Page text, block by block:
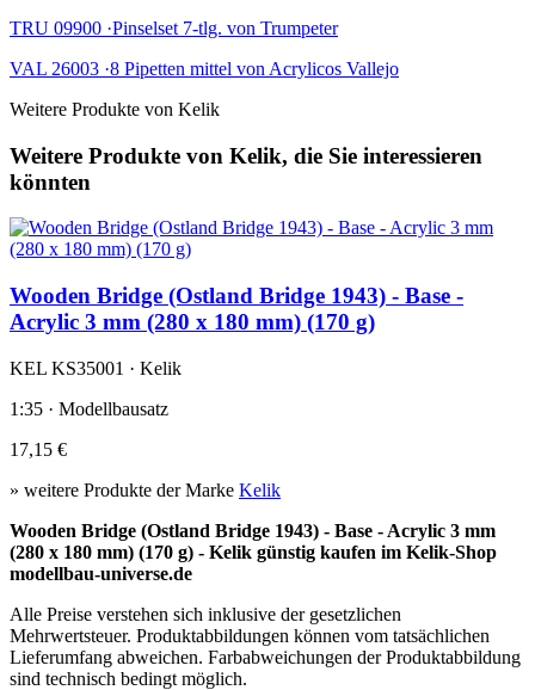
TRU 09900 ·Pinselset 7-tlg. von Trumpeter
VAL 26003 ·8 Pipetten mittel von Acrylicos Vallejo
Weitere Produkte von Kelik
Weitere Produkte von Kelik, die Sie interessieren
könnten
Wooden Bridge (Ostland Bridge 1943) - Base -
Acrylic 3 mm (280 x 180 mm) (170 g)
KEL KS35001 · Kelik
1:35 · Modellbausatz
17,15 €
» weitere Produkte der Marke Kelik
Wooden Bridge (Ostland Bridge 1943) - Base - Acrylic 3 mm
(280 x 180 mm) (170 g) - Kelik günstig kaufen im Kelik-Shop
modellbau-universe.de
Alle Preise verstehen sich inklusive der gesetzlichen
Mehrwertsteuer. Produktabbildungen können vom tatsächlichen
Lieferumfang abweichen. Farbabweichungen der Produktabbildung
sind technisch bedingt möglich.